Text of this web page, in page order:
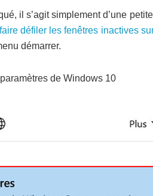
il s’agit simplement d’une
faire défiler les fenêtres inactives
démarrer.
de Windows 10